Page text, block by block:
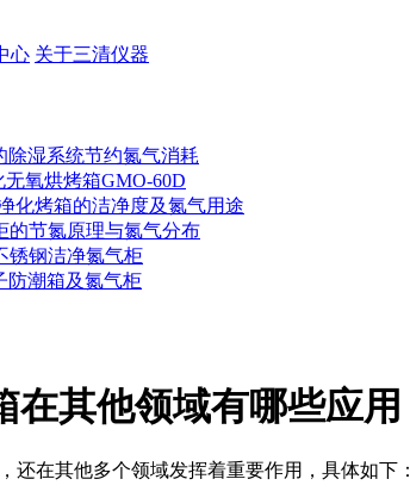
心 关于三清仪器
除湿系统节约氮气消耗
氧烘烤箱GMO-60D
化烤箱的洁净度及氮气用途
的节氮原理与氮气分布
锈钢洁净氮气柜
防潮箱及氮气柜
在其他领域有哪些应用
还在其他多个领域发挥着重要作用，具体如下：